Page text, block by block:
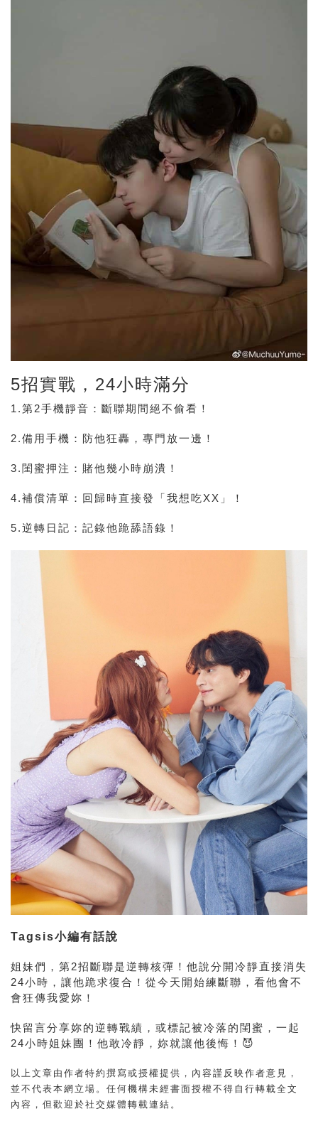
5招實戰，24小時滿分
1.第2手機靜音 ：斷聯期間絕不偷看！
2.備用手機 ：防他狂轟，專門放一邊！
3.閨蜜押注 ：賭他幾小時崩潰！
4.補償清單 ：回歸時直接發「我想吃XX」！
5.逆轉日記 ：記錄他跪舔語錄！
Tagsis小編有話說
姐妹們， 第2招斷聯是逆轉核彈 ！他說分開冷靜直接消失
24小時，讓他跪求復合！從今天開始練斷聯，看他會不
會狂傳我愛妳！
快留言分享妳的逆轉戰績，或標記被冷落的閨蜜，一起
24小時姐妹團！他敢冷靜，妳就讓他後悔！😈
以上文章由作者特約撰寫或授權提供，內容謹反映作者意見，
並不代表本網立場。任何機構未經書面授權不得自行轉載全文
內容，但歡迎於社交媒體轉載連結。